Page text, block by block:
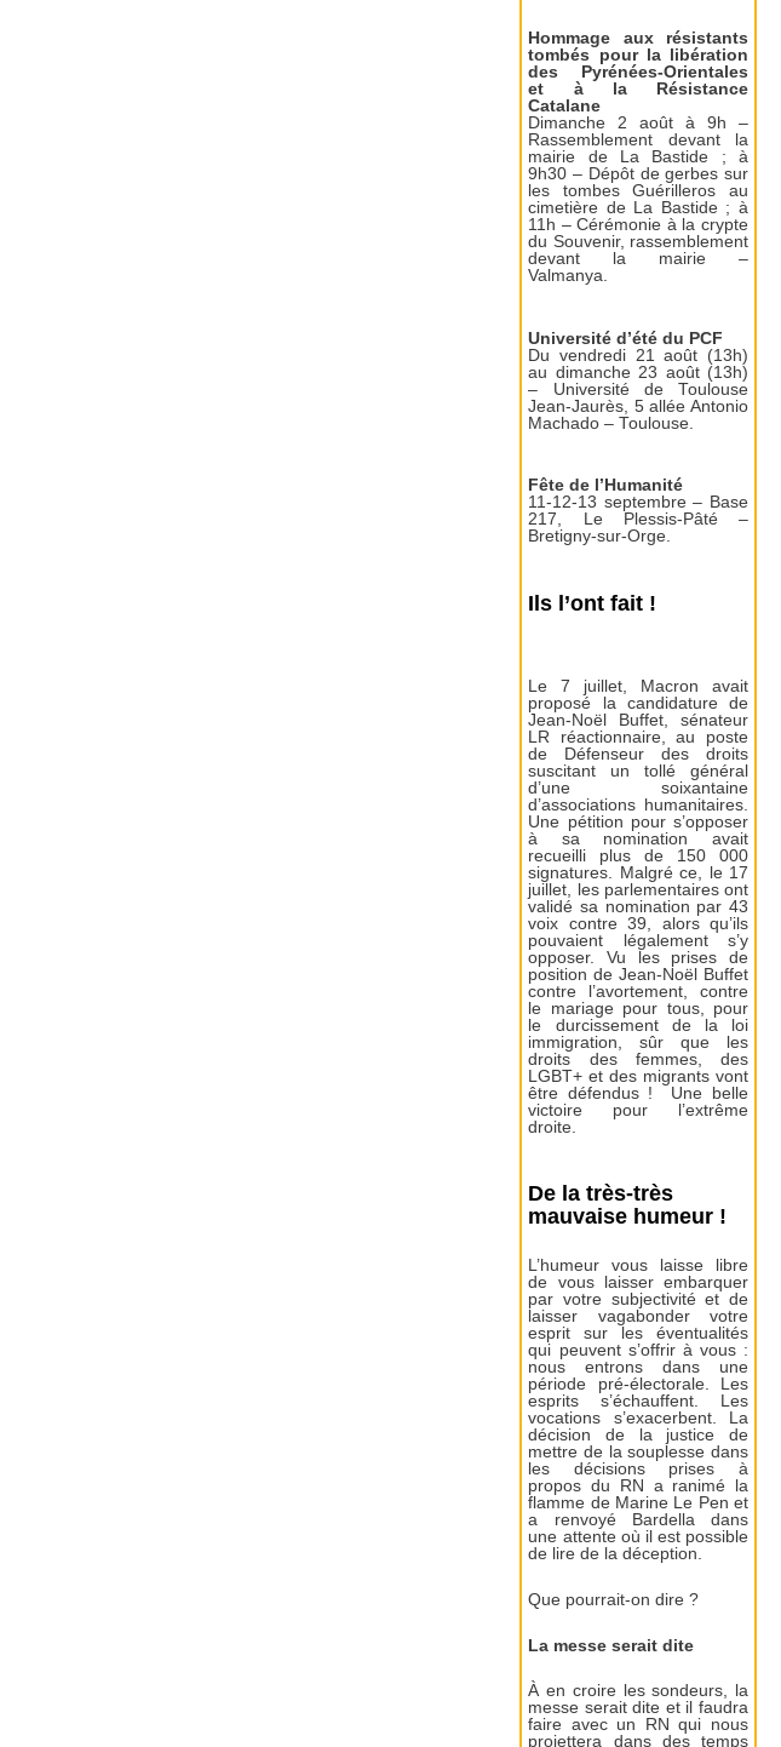
Hommage aux résistants
tombés pour la libération
des Pyrénées-Orientales
et à la Résistance
Catalane
Dimanche 2 août à 9h –
Rassemblement devant la
mairie de La Bastide ; à
9h30 – Dépôt de gerbes sur
les tombes Guérilleros au
cimetière de La Bastide ; à
11h – Cérémonie à la crypte
du Souvenir, rassemblement
devant la mairie –
Valmanya.
Université d’été du PCF
Du vendredi 21 août (13h)
au dimanche 23 août (13h)
– Université de Toulouse
Jean-Jaurès, 5 allée Antonio
Machado – Toulouse.
Fête de l’Humanité
11-12-13 septembre – Base
217, Le Plessis-Pâté –
Bretigny-sur-Orge.
Ils l’ont fait !
Le 7 juillet, Macron avait
proposé la candidature de
Jean-Noël Buffet, sénateur
LR réactionnaire, au poste
de Défenseur des droits
suscitant un tollé général
d’une soixantaine
d’associations humanitaires.
Une pétition pour s’opposer
à sa nomination avait
recueilli plus de 150 000
signatures. Malgré ce, le 17
juillet, les parlementaires ont
validé sa nomination par 43
voix contre 39, alors qu’ils
pouvaient légalement s’y
opposer. Vu les prises de
position de Jean-Noël Buffet
contre l’avortement, contre
le mariage pour tous, pour
le durcissement de la loi
immigration, sûr que les
droits des femmes, des
LGBT+ et des migrants vont
être défendus ! Une belle
victoire pour l’extrême
droite.
De la très-très
mauvaise humeur !
L’humeur vous laisse libre
de vous laisser embarquer
par votre subjectivité et de
laisser vagabonder votre
esprit sur les éventualités
qui peuvent s’offrir à vous :
nous entrons dans une
période pré-électorale. Les
esprits s’échauffent. Les
vocations s’exacerbent. La
décision de la justice de
mettre de la souplesse dans
les décisions prises à
propos du RN a ranimé la
flamme de Marine Le Pen et
a renvoyé Bardella dans
une attente où il est possible
de lire de la déception.
Que pourrait-on dire ?
La messe serait dite
À en croire les sondeurs, la
messe serait dite et il faudra
faire avec un RN qui nous
projettera dans des temps